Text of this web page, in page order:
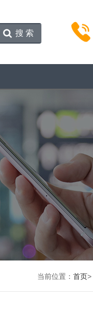
搜索
当前位置： 首页>